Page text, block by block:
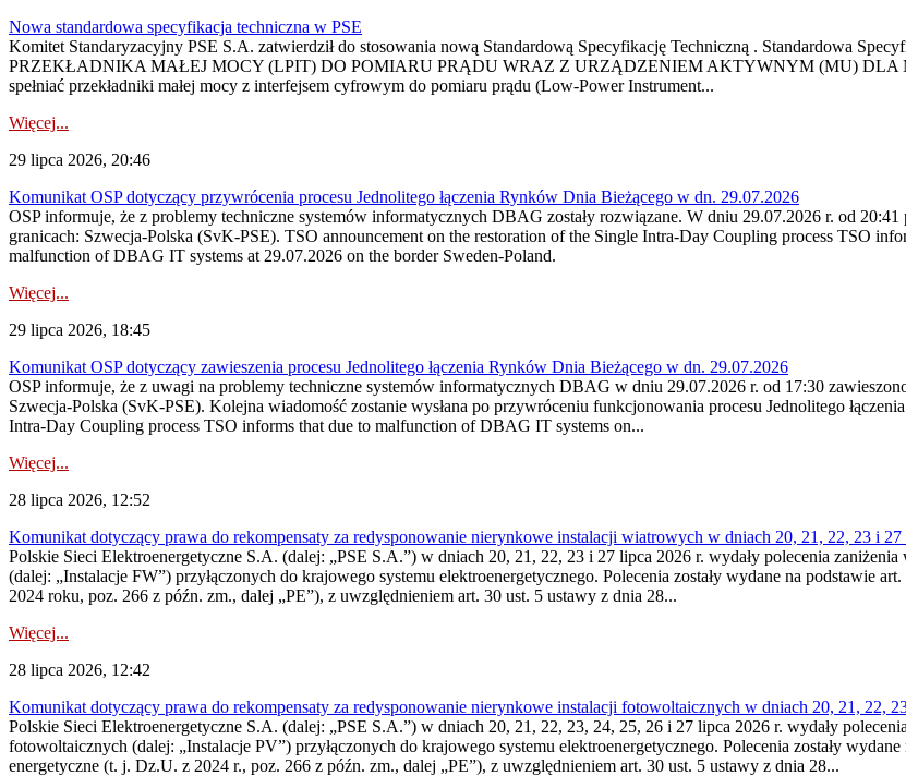
Nowa standardowa specyfikacja techniczna w PSE
Komitet Standaryzacyjny PSE S.A. zatwierdził do stosowania nową Standardową Specyfikację Techniczną . Standardowa
PRZEKŁADNIKA MAŁEJ MOCY (LPIT) DO POMIARU PRĄDU WRAZ Z URZĄDZENIEM AKTYWNYM (MU) DLA
spełniać przekładniki małej mocy z interfejsem cyfrowym do pomiaru prądu (Low-Power Instrument...
Więcej...
29 lipca 2026, 20:46
Komunikat OSP dotyczący przywrócenia procesu Jednolitego łączenia Rynków Dnia Bieżącego w dn. 29.07.2026
OSP informuje, że z problemy techniczne systemów informatycznych DBAG zostały rozwiązane. W dniu 29.07.2026 r. od
granicach: Szwecja-Polska (SvK-PSE). TSO announcement on the restoration of the Single Intra-Day Coupling process TSO
malfunction of DBAG IT systems at 29.07.2026 on the border Sweden-Poland.
Więcej...
29 lipca 2026, 18:45
Komunikat OSP dotyczący zawieszenia procesu Jednolitego łączenia Rynków Dnia Bieżącego w dn. 29.07.2026
OSP informuje, że z uwagi na problemy techniczne systemów informatycznych DBAG w dniu 29.07.2026 r. od 17:30
Szwecja-Polska (SvK-PSE). Kolejna wiadomość zostanie wysłana po przywróceniu funkcjonowania procesu Jednolitego
Intra-Day Coupling process TSO informs that due to malfunction of DBAG IT systems on...
Więcej...
28 lipca 2026, 12:52
Komunikat dotyczący prawa do rekompensaty za redysponowanie nierynkowe instalacji wiatrowych w dniach 20, 21, 22, 23 i 27
Polskie Sieci Elektroenergetyczne S.A. (dalej: „PSE S.A.”) w dniach 20, 21, 22, 23 i 27 lipca 2026 r. wydały polecenia
(dalej: „Instalacje FW”) przyłączonych do krajowego systemu elektroenergetycznego. Polecenia zostały wydane na podstawie
2024 roku, poz. 266 z późn. zm., dalej „PE”), z uwzględnieniem art. 30 ust. 5 ustawy z dnia 28...
Więcej...
28 lipca 2026, 12:42
Komunikat dotyczący prawa do rekompensaty za redysponowanie nierynkowe instalacji fotowoltaicznych w dniach 20, 21, 22,
Polskie Sieci Elektroenergetyczne S.A. (dalej: „PSE S.A.”) w dniach 20, 21, 22, 23, 24, 25, 26 i 27 lipca 2026 r. wydały
fotowoltaicznych (dalej: „Instalacje PV”) przyłączonych do krajowego systemu elektroenergetycznego. Polecenia zostały
energetyczne (t. j. Dz.U. z 2024 r., poz. 266 z późn. zm., dalej „PE”), z uwzględnieniem art. 30 ust. 5 ustawy z dnia 28...